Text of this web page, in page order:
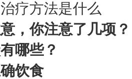
疗方法是什么
，你注意了几项？
哪些？
饮食